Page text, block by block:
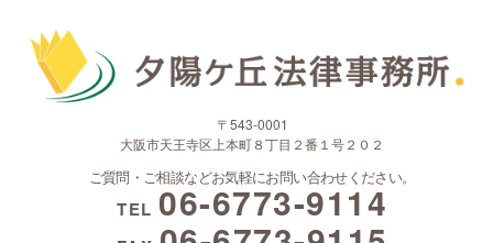
〒543-0001
大阪市天王寺区上本町８丁目２番１号２０２
ご質問・ご相談などお気軽にお問い合わせください。
TEL 06-6773-9114